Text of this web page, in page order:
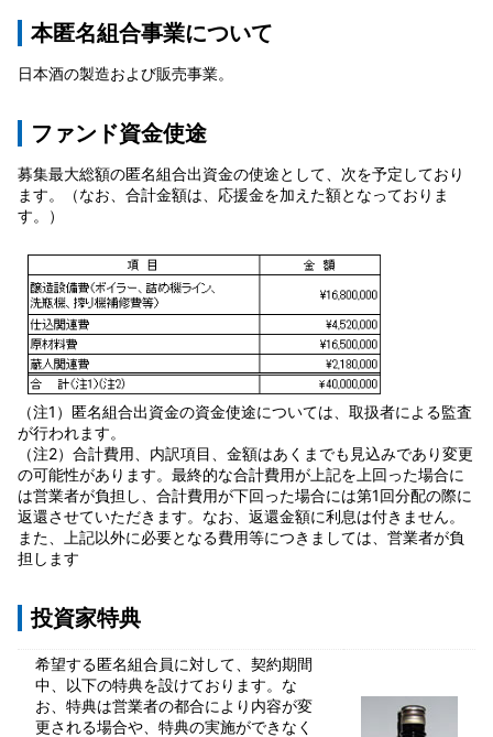
本匿名組合事業について
日本酒の製造および販売事業。
ファンド資金使途
募集最大総額の匿名組合出資金の使途として、次を予定しており
ます。（なお、合計金額は、応援金を加えた額となっておりま
す。）
（注1）匿名組合出資金の資金使途については、取扱者による監査
が行われます。
（注2）合計費用、内訳項目、金額はあくまでも見込みであり変更
の可能性があります。最終的な合計費用が上記を上回った場合に
は営業者が負担し、合計費用が下回った場合には第1回分配の際に
返還させていただきます。なお、返還金額に利息は付きません。
また、上記以外に必要となる費用等につきましては、営業者が負
担します
投資家特典
希望する匿名組合員に対して、契約期間
中、以下の特典を設けております。な
お、特典は営業者の都合により内容が変
更される場合や、特典の実施ができなく